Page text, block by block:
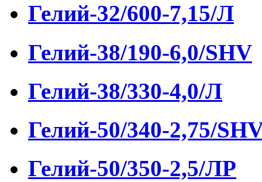
Гелий-32/600-7,15/Л
Гелий-38/190-6,0/SHV
Гелий-38/330-4,0/Л
Гелий-50/340-2,75/
Гелий-50/350-2,5/ЛР